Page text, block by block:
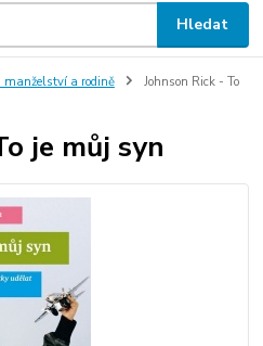
Hledat
manželství a rodině
Johnson Rick - To
je můj syn